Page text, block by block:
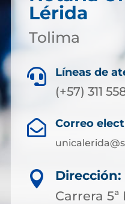
Lérida
Tolima
 Líneas de
(+57) 311
 Correo

Dirección:
Carrera